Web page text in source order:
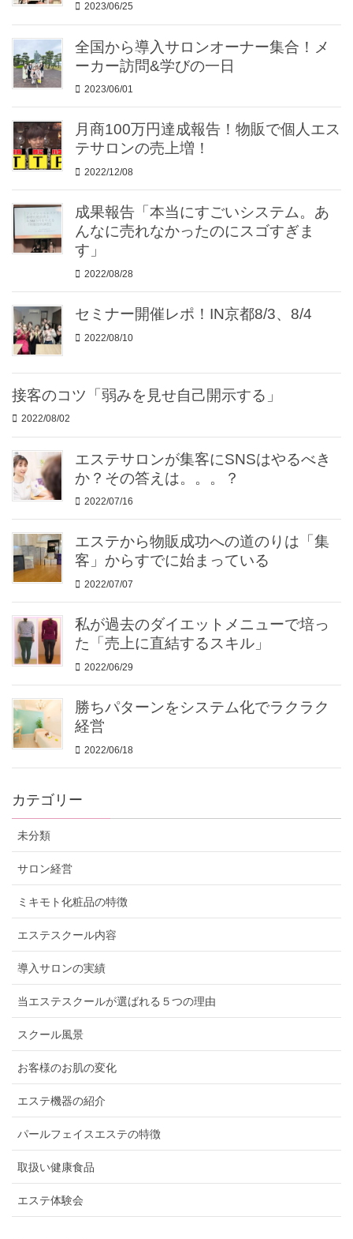
2023/06/25
全国から導入サロンオーナー集合！メ
ーカー訪問&学びの一日
2023/06/01
月商100万円達成報告！物販で個人エス
テサロンの売上増！
2022/12/08
成果報告「本当にすごいシステム。あ
んなに売れなかったのにスゴすぎま
す」
2022/08/28
セミナー開催レポ！IN京都8/3、8/4
2022/08/10
接客のコツ「弱みを見せ自己開示する」
2022/08/02
エステサロンが集客にSNSはやるべき
か？その答えは。。。？
2022/07/16
エステから物販成功への道のりは「集
客」からすでに始まっている
2022/07/07
私が過去のダイエットメニューで培っ
た「売上に直結するスキル」
2022/06/29
勝ちパターンをシステム化でラクラク
経営
2022/06/18
カテゴリー
未分類
サロン経営
ミキモト化粧品の特徴
エステスクール内容
導入サロンの実績
当エステスクールが選ばれる５つの理由
スクール風景
お客様のお肌の変化
エステ機器の紹介
パールフェイスエステの特徴
取扱い健康食品
エステ体験会